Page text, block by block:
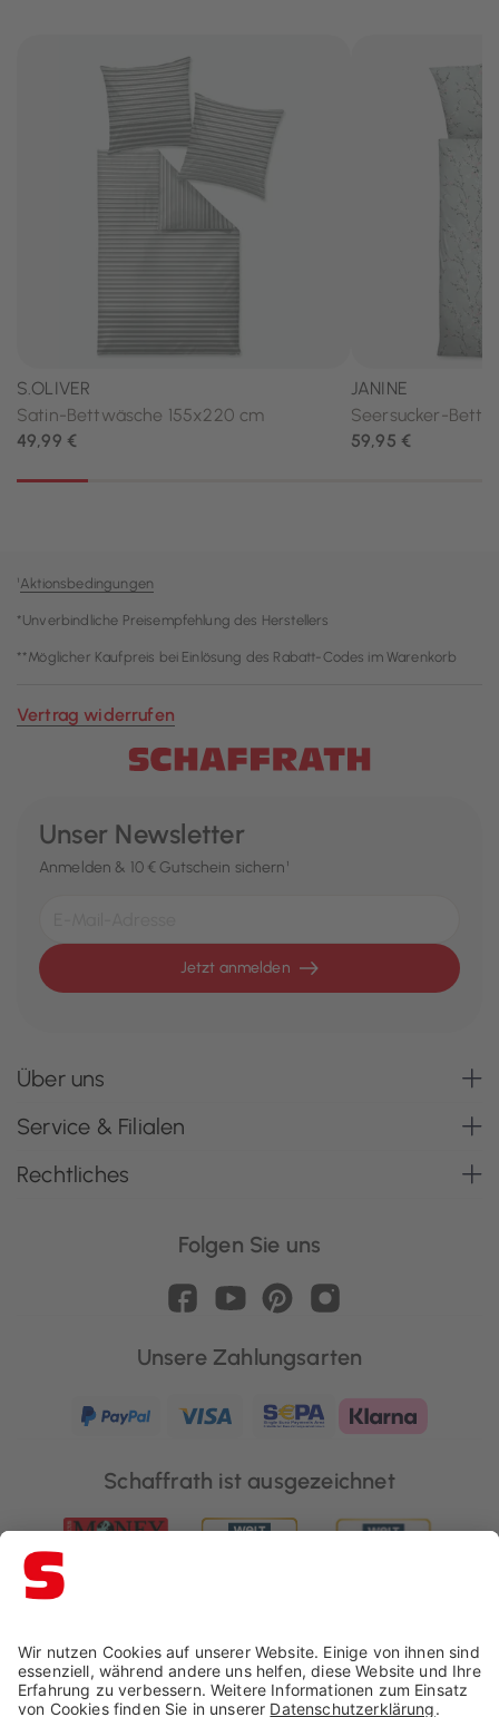
¹Aktionsbedingungen
*Unverbindliche Preisempfehlung des Herstellers
**Möglicher Kaufpreis bei Einlösung des Rabatt-Codes im Warenkorb
Vertrag widerrufen
Unser Newsletter
Anmelden & 10 € Gutschein sichern¹
Jetzt anmelden
Über uns
Service & Filialen
Rechtliches
Folgen Sie uns
Unsere Zahlungsarten
Schaffrath ist ausgezeichnet